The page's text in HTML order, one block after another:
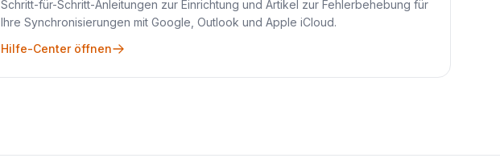
Schritt-für-Schritt-Anleitungen zur Einrichtung und Artikel zur Fehlerbehebung für
Ihre Synchronisierungen mit Google, Outlook und Apple iCloud.
Hilfe-Center öffnen